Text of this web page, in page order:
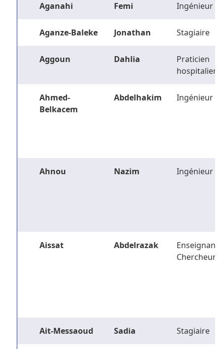
Aganahi Femi Ingénieur
Aganze-Baleke Jonathan Stagiaire
Aggoun Dahlia
Praticien
hospitalier
Ahmed-
Belkacem
Abdelhakim Ingénieur
Ahnou Nazim Ingénieur
Aissat Abdelrazak
Enseignant-
Chercheur
Ait-Messaoud Sadia Stagiaire